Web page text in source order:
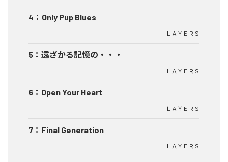
4 ： Only Pup Blues
ＬＡＹＥＲＳ
5 ： 遠ざかる記憶の・・・
ＬＡＹＥＲＳ
6 ： Open Your Heart
ＬＡＹＥＲＳ
7 ： Final Generation
ＬＡＹＥＲＳ